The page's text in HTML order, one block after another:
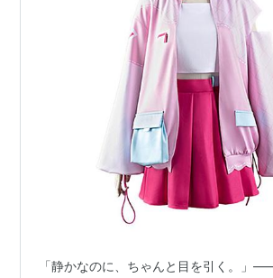
「静かなのに、ちゃんと目を引く。」